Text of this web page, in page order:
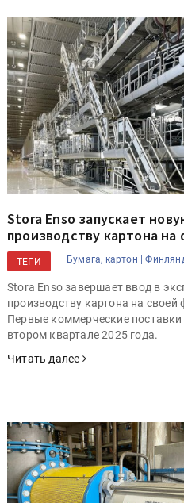
Stora Enso запускает
производству картона
ТЕГИ Бумага, картон |
Stora Enso завершает ввод в
производству картона на
Первые коммерческие
втором квартале 2025 года.
Читать далее